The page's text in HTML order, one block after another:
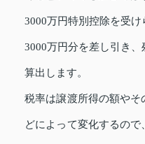
3000万円特別控除を受
3000万円分を差し引き
算出します。
税率は譲渡所得の額や
どによって変化するの